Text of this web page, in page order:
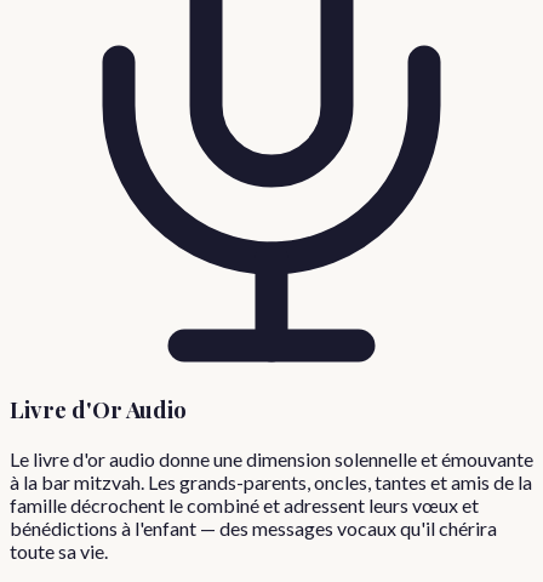
Livre d'Or Audio
Le livre d'or audio donne une dimension solennelle et émouvante
à la bar mitzvah. Les grands-parents, oncles, tantes et amis de la
famille décrochent le combiné et adressent leurs vœux et
bénédictions à l'enfant — des messages vocaux qu'il chérira
toute sa vie.